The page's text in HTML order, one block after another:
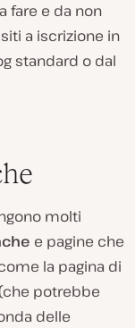
fare e da non
a iscrizione in
standard o dal
molti
e pagine che
la pagina di
potrebbe
delle